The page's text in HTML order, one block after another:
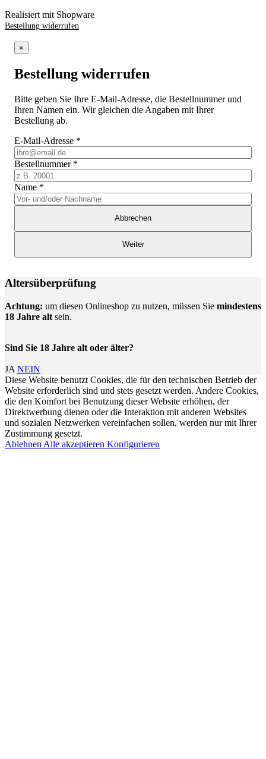
Realisiert mit Shopware
Bestellung widerrufen
×
Bestellung widerrufen
Bitte geben Sie Ihre E-Mail-Adresse, die Bestellnummer und
Ihren Namen ein. Wir gleichen die Angaben mit Ihrer
Bestellung ab.
E-Mail-Adresse *
Bestellnummer *
Name *
Abbrechen
Weiter
Altersüberprüfung
Achtung: um diesen Onlineshop zu nutzen, müssen Sie mindestens
18 Jahre alt sein.
Sind Sie 18 Jahre alt oder älter?
JA NEIN
Diese Website benutzt Cookies, die für den technischen Betrieb der
Website erforderlich sind und stets gesetzt werden. Andere Cookies,
die den Komfort bei Benutzung dieser Website erhöhen, der
Direktwerbung dienen oder die Interaktion mit anderen Websites
und sozialen Netzwerken vereinfachen sollen, werden nur mit Ihrer
Zustimmung gesetzt.
Ablehnen Alle akzeptieren Konfigurieren